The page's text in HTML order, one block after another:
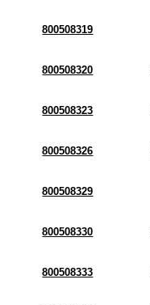
800508319
800508320
800508323
800508326
800508329
800508330
800508333